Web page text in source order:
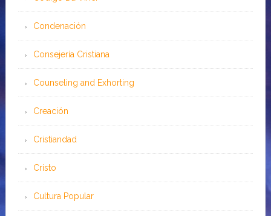
Condenación
Consejería Cristiana
Counseling and Exhorting
Creación
Cristiandad
Cristo
Cultura Popular